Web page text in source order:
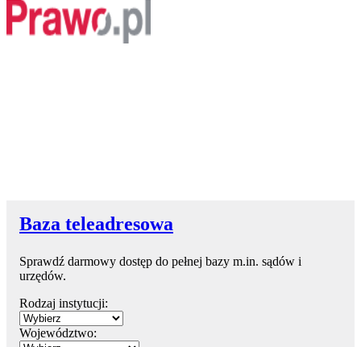
Baza teleadresowa
Sprawdź darmowy dostęp do pełnej bazy m.in. sądów i
urzędów.
Rodzaj instytucji:
Województwo: